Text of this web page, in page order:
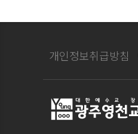
개인정보취급방침